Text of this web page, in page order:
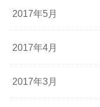
2017年5月
2017年4月
2017年3月